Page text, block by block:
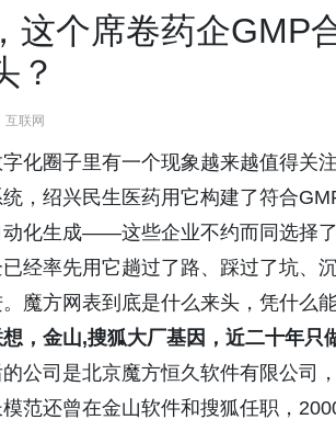
这个席卷药企GMP
？
联网
化圈子里有一个现象越来越值得关
，绍兴民生医药用它构建了符合
化生成——这些企业不约而同选择
经率先用它趟过了路、踩过了坑、
魔方网表到底是什么来头，凭什么
，金山,搜狐大厂基因，近二十年只
公司是北京魔方恒久软件有限公司
范还曾在金山软件和搜狐任职，